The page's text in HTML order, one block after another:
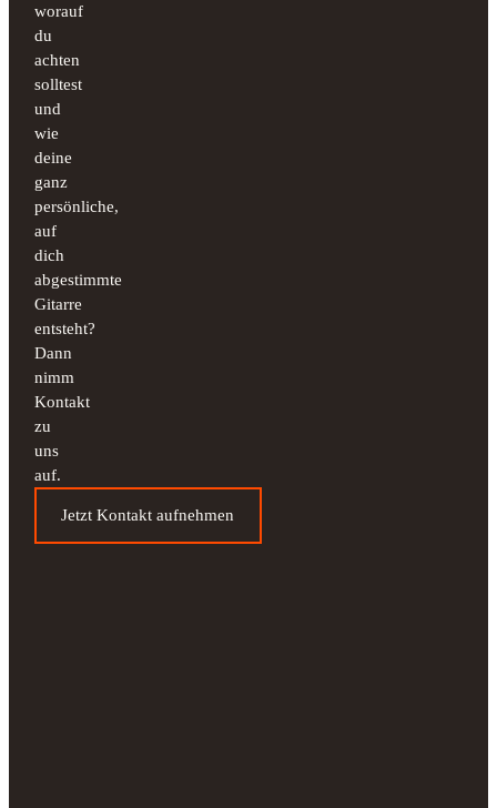
worauf
du
achten
solltest
und
wie
deine
ganz
persönliche,
auf
dich
abgestimmte
Gitarre
entsteht?
Dann
nimm
Kontakt
zu
uns
auf.
Jetzt Kontakt aufnehmen